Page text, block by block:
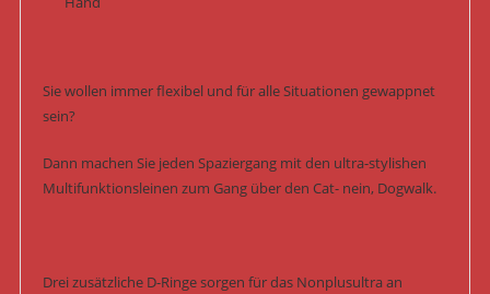
Sie wollen immer flexibel und für alle Situationen gewappnet
sein?
Dann machen Sie jeden Spaziergang mit den ultra-stylishen
Multifunktionsleinen zum Gang über den Cat- nein, Dogwalk.
Drei zusätzliche D-Ringe sorgen für das Nonplusultra an